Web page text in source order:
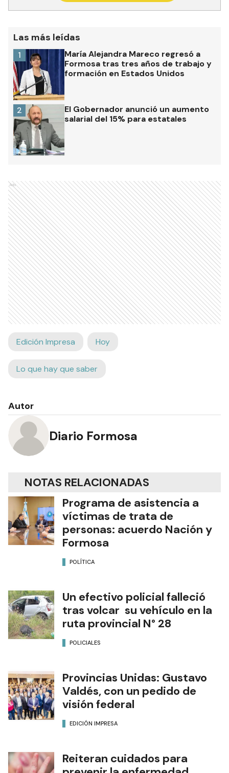
Las más leídas
María Alejandra Mareco regresó a
Formosa tras tres años de trabajo y
formación en Estados Unidos
1
El Gobernador anunció un aumento
salarial del 15% para estatales
2
Ads
Edición Impresa Hoy
Lo que hay que saber
Autor
Diario Formosa
NOTAS RELACIONADAS
Programa de asistencia a
víctimas de trata de
personas: acuerdo Nación y
Formosa
POLÍTICA
Un efectivo policial falleció
tras volcar su vehículo en la
ruta provincial N° 28
POLICIALES
Provincias Unidas: Gustavo
Valdés, con un pedido de
visión federal
EDICIÓN IMPRESA
Reiteran cuidados para